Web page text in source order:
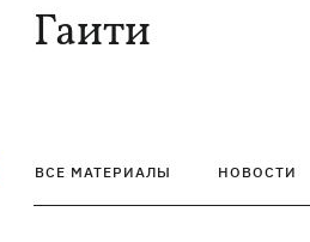
Гаити
ВСЕ МАТЕРИАЛЫ НОВОСТИ